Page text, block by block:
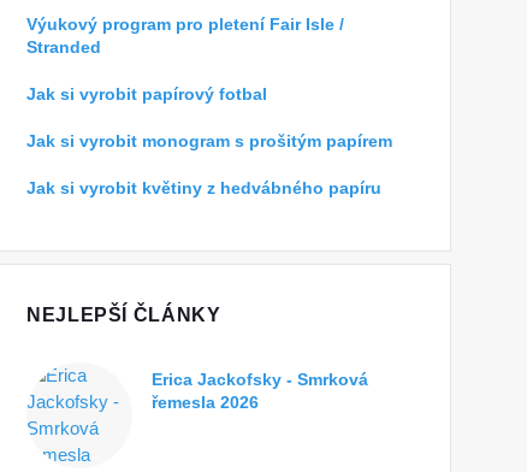
Výukový program pro pletení Fair Isle /
Stranded
Jak si vyrobit papírový fotbal
Jak si vyrobit monogram s prošitým papírem
Jak si vyrobit květiny z hedvábného papíru
NEJLEPŠÍ ČLÁNKY
Erica Jackofsky - Smrková
řemesla 2026